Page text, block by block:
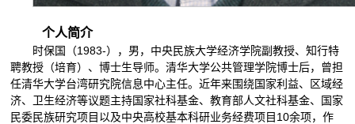
个人简介
时保国（1983-），男，中央民族大学经济学院副教授、知行特
聘教授（培育）、博士生导师。清华大学公共管理学院博士后，曾担
任清华大学台湾研究院信息中心主任。近年来围绕国家利益、区域经
济、卫生经济等议题主持国家社科基金、教育部人文社科基金、国家
民委民族研究项目以及中央高校基本科研业务经费项目10余项，作